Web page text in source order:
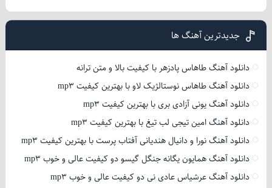
جدیدترین آهنگ ها
دانلود آهنگ طاهاس پادزهر با کیفیت بالا و متن ترانه
دانلود آهنگ طاهاس نوستالژیک لاو با بهترین کیفیت mp3
دانلود آهنگ یونی آزادی بری با بهترین کیفیت mp3
دانلود آهنگ امین تیجی لب تیغ با بهترین کیفیت mp3
دانلود آهنگ نورا و دانیال هندیانی آفتاب پرست با بهترین کیفیت mp3
دانلود آهنگ همایون یگانه جنگل گیسو دو کیفیت عالی و خوب mp3
دانلود آهنگ عرشیاس عادی نی دو کیفیت عالی و خوب mp3